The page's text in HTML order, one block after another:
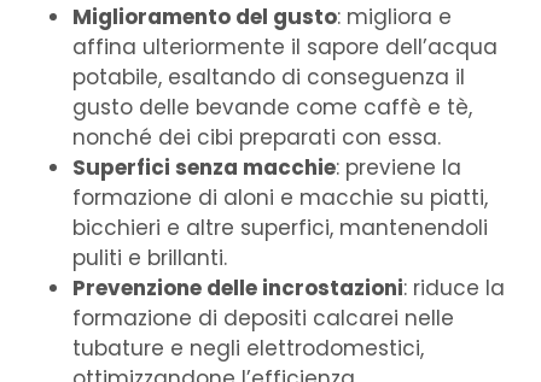
Miglioramento del gusto: migliora e
affina ulteriormente il sapore dell’acqua
potabile, esaltando di conseguenza il
gusto delle bevande come caffè e tè,
nonché dei cibi preparati con essa.
Superfici senza macchie: previene la
formazione di aloni e macchie su piatti,
bicchieri e altre superfici, mantenendoli
puliti e brillanti.
Prevenzione delle incrostazioni: riduce la
formazione di depositi calcarei nelle
tubature e negli elettrodomestici,